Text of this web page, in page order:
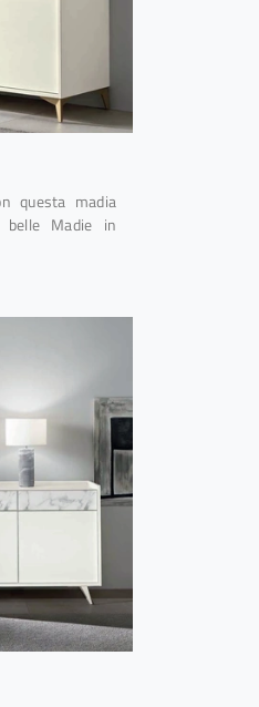
questa madia
Madie in